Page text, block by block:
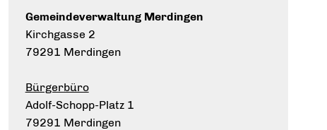
Gemeindeverwaltung Merdingen
Kirchgasse 2
79291 Merdingen
Bürgerbüro
Adolf-Schopp-Platz 1
79291 Merdingen